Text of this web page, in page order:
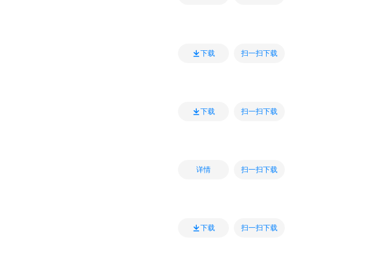
下载 扫一扫下载
下载 扫一扫下载
详情 扫一扫下载
下载 扫一扫下载